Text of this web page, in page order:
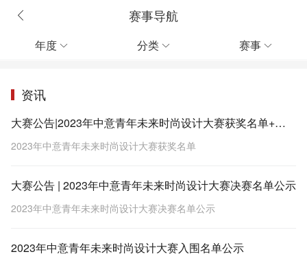
赛事导航
年度  分类  赛事 
资讯
大赛公告|2023年中意青年未来时尚设计大赛获奖名单+效果图
2023年中意青年未来时尚设计大赛获奖名单
大赛公告 | 2023年中意青年未来时尚设计大赛决赛名单公示
2023年中意青年未来时尚设计大赛决赛名单公示
2023年中意青年未来时尚设计大赛入围名单公示